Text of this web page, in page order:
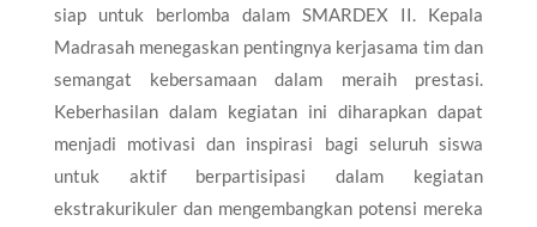
siap untuk berlomba dalam SMARDEX II. Kepala
Madrasah menegaskan pentingnya kerjasama tim dan
semangat kebersamaan dalam meraih prestasi.
Keberhasilan dalam kegiatan ini diharapkan dapat
menjadi motivasi dan inspirasi bagi seluruh siswa
untuk aktif berpartisipasi dalam kegiatan
ekstrakurikuler dan mengembangkan potensi mereka